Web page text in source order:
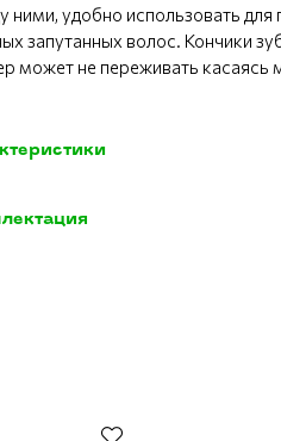
ними, удобно использовать
запутанных волос. Кончики
может не переживать касаясь